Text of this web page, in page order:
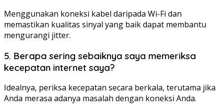
Menggunakan koneksi kabel daripada Wi-Fi dan
memastikan kualitas sinyal yang baik dapat membantu
mengurangi jitter.
5. Berapa sering sebaiknya saya memeriksa
kecepatan internet saya?
Idealnya, periksa kecepatan secara berkala, terutama jika
Anda merasa adanya masalah dengan koneksi Anda.